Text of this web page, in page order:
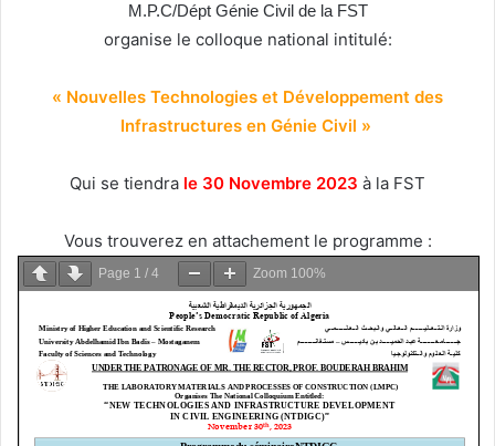
M.P.C/Dépt Génie Civil de la FST
organise le colloque national intitulé:
« Nouvelles Technologies et Développement des
Infrastructures en Génie Civil »
Qui se tiendra le 30 Novembre 2023 à la FST
Vous trouverez en attachement le programme :
Page 1 / 4 Zoom 100%